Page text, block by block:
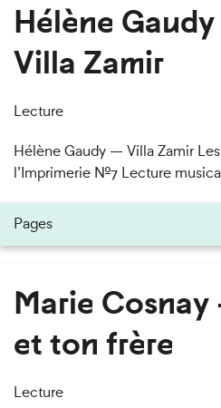
Hélène
Villa Zamir
Lecture
Hélène Gaudy — Villa Zamir
l’Imprimerie n°7 Lecture
Pages
Marie Cosnay
et ton frère
Lecture
des cookies